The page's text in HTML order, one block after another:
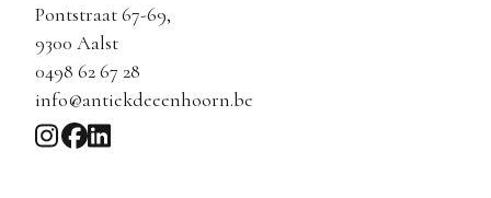
Pontstraat 67-69,
9300 Aalst
0498 62 67 28
info@antiekdeeenhoorn.be